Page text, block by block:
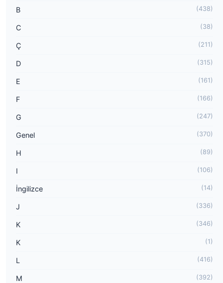
B (438)
C (38)
Ç (211)
D (315)
E (161)
F (166)
G (247)
Genel (370)
H (89)
I (106)
İngilizce (14)
J (336)
K (346)
K (1)
L (416)
M (392)